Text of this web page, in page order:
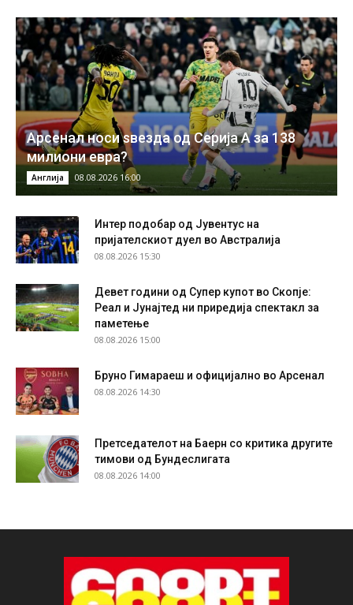
Арсенал носи ѕвезда од Серија А за 138
милиони евра?
Англија 08.08.2026 16:00
Интер подобар од Јувентус на
пријателскиот дуел во Австралија
08.08.2026 15:30
Девет години од Супер купот во Скопје:
Реал и Јунајтед ни приредија спектакл за
паметење
08.08.2026 15:00
Бруно Гимараеш и официјално во Арсенал
08.08.2026 14:30
Претседателот на Баерн со критика другите
тимови од Бундеслигата
08.08.2026 14:00